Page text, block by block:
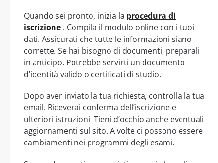
Quando sei pronto, inizia la procedura di
iscrizione . Compila il modulo online con i tuoi
dati. Assicurati che tutte le informazioni siano
corrette. Se hai bisogno di documenti, preparali
in anticipo. Potrebbe servirti un documento
d’identità valido o certificati di studio.
Dopo aver inviato la tua richiesta, controlla la tua
email. Riceverai conferma dell’iscrizione e
ulteriori istruzioni. Tieni d’occhio anche eventuali
aggiornamenti sul sito. A volte ci possono essere
cambiamenti nei programmi degli esami.